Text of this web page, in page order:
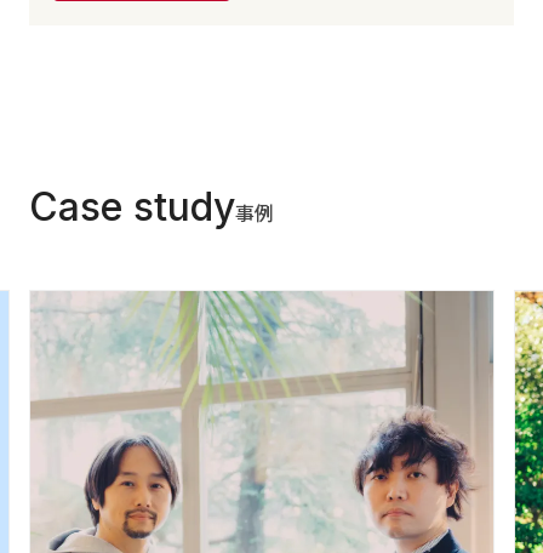
Case study事例